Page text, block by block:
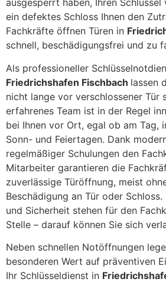
ausgesperrt haben, Ihren
ein defektes Schloss Ihnen den
Fachkräfte öffnen Türen in
schnell, beschädigungsfrei und zu
Als professioneller
Friedrichshafen Fischbach lassen
nicht lange vor verschlossener Tür
erfahrenes Team ist in der Regel
bei Ihnen vor Ort, egal ob am Tag,
Sonn- und Feiertagen. Dank
regelmäßiger Schulungen den
Mitarbeiter garantieren die
zuverlässige Türöffnung, meist
Beschädigung an Tür oder
und Sicherheit stehen für den
Stelle – darauf können Sie sich
Neben schnellen Notöffnungen
besonderen Wert auf präventiven
Ihr Schlüsseldienst in